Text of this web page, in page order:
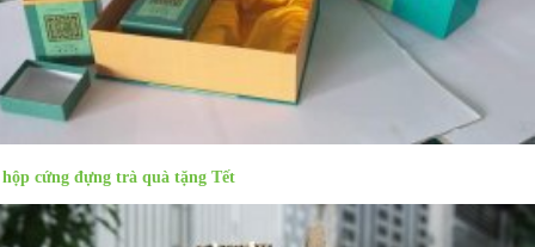
cứng đựng trà quà tặng Tết